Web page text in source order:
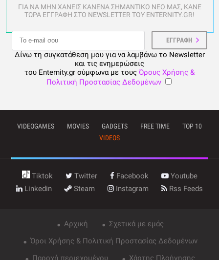
ΓΙΑ ΝΑ ΜΗΝ ΧΑΝΕΙΣ ΚΑΝΕΝΑ ΣΗΜΑΝΤΙΚΟ ΝΕΟ ΜΑΣ, ΚΑΝΕ
ΤΩΡΑ ΕΓΓΡΑΦΗ ΣΤΟ NEWSLETTER ΤΟΥ ENTERNITY.GR!
Δίνω τη συγκατάθεση μου για να λαμβάνω το Newsletter
και τις ενημερώσεις
του Enternity.gr σύμφωνα με τους Όρους Χρήσης &
Πολιτική Προστασίας Δεδομένων
VIDEOGAMES MOVIES GADGETS FREE TIME
TOP 10
VIDEOS
Tiktok Twitter Facebook
Youtube
Linkedin
Steam Instagram Rss Feeds
Αρχική
Σχετικά με εμάς
Όροι Χρήσης & Πολιτική Προστασίας Δεδομένων
Παροχή περιεχομένου
Χάρτης Πλοήγησης